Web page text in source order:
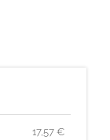
17,57 €